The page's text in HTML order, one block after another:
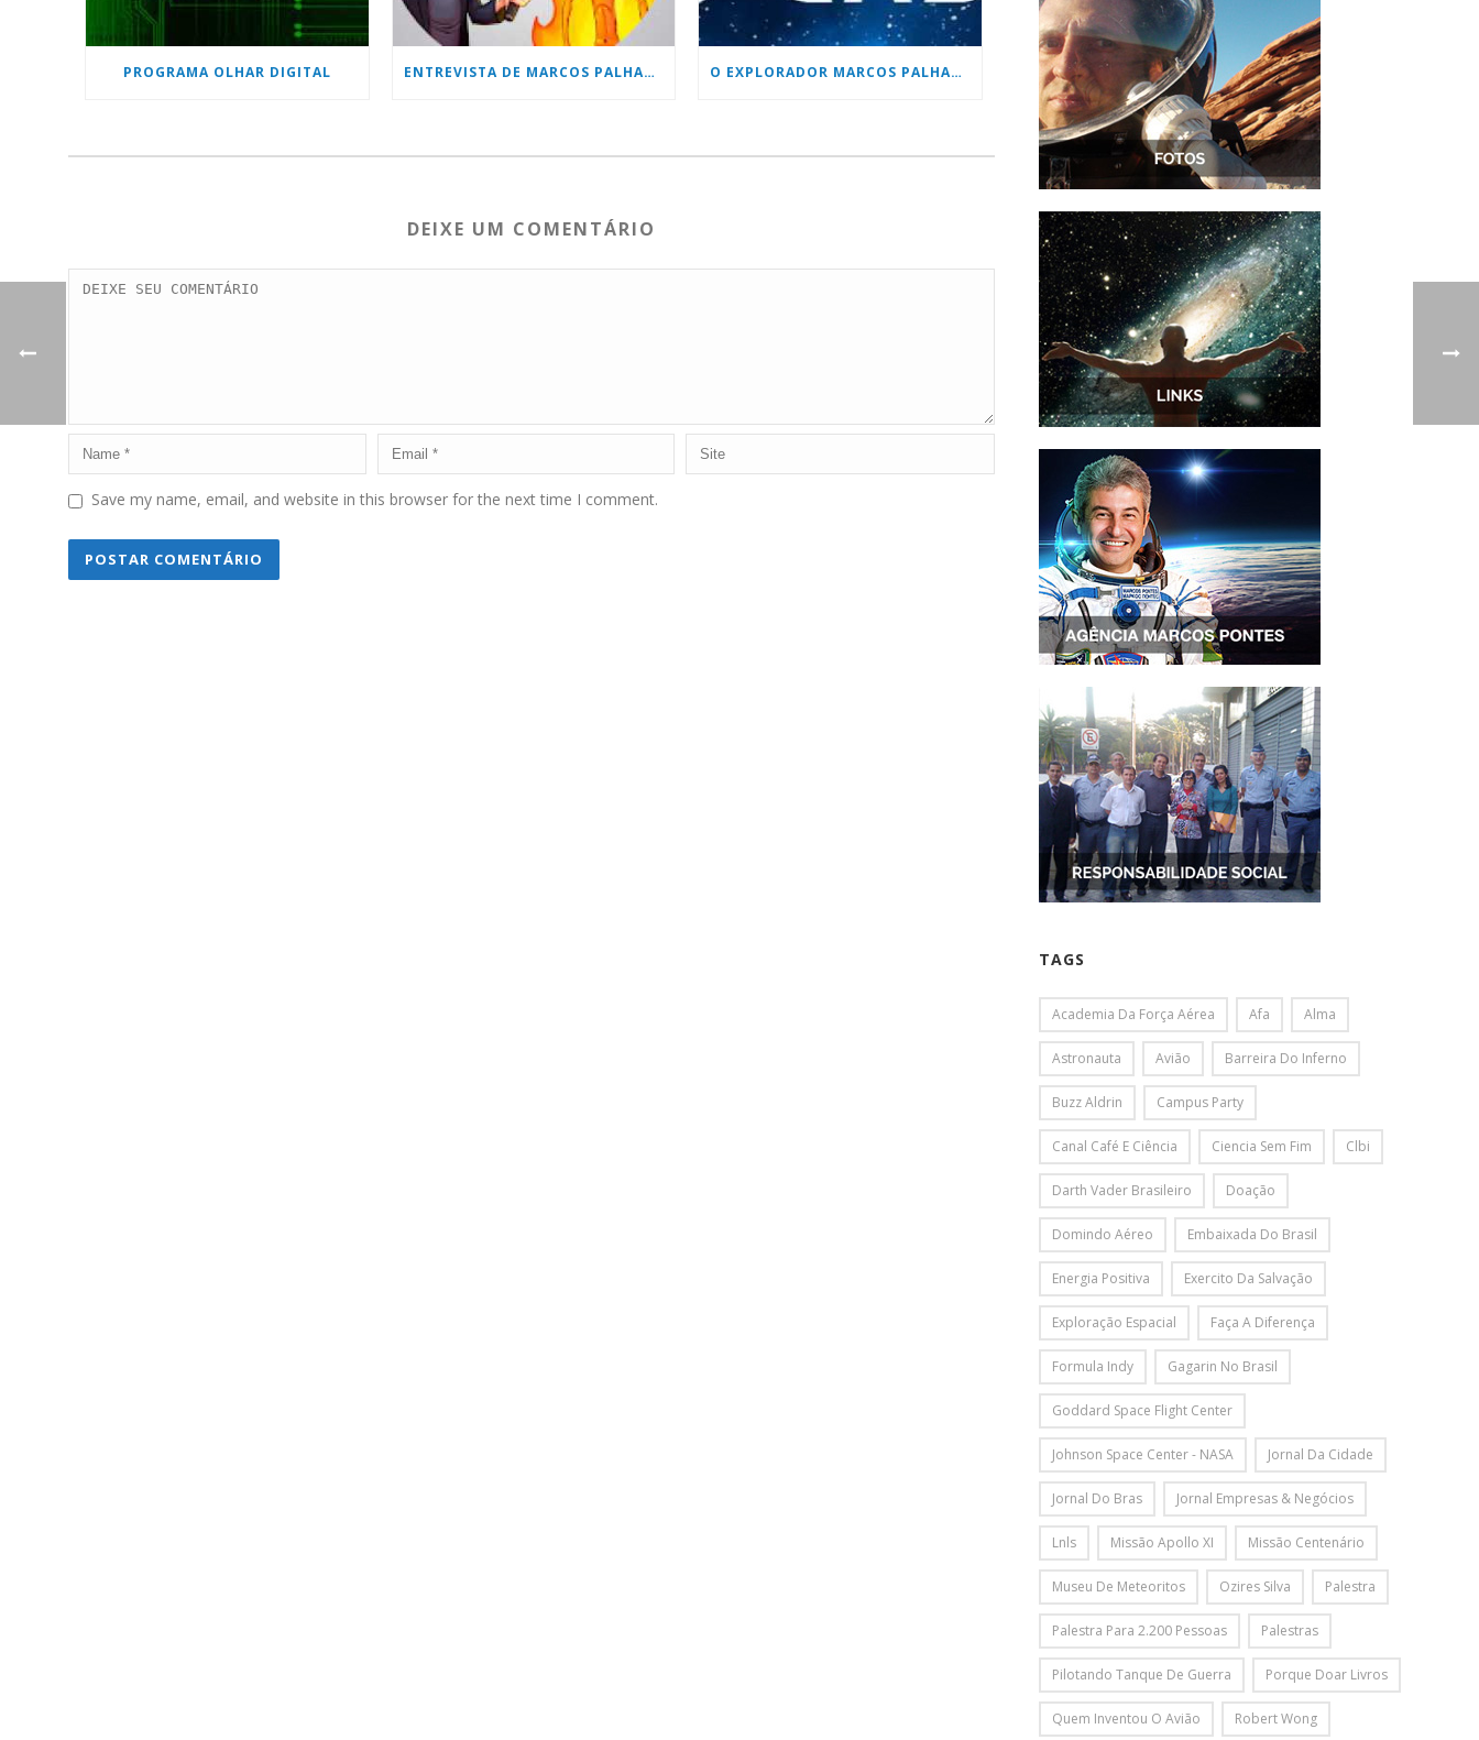
PROGRAMA OLHAR DIGITAL ENTREVISTA DE MARCOS PALHARES COM KAIO D´ELAQUA O EXPLORADOR MARCOS PALHARES FALA DE SUAS AVENTURAS
DEIXE UM COMENTÁRIO
Save my name, email, and website in this browser for the next time I comment.
TAGS
Academia Da Força Aérea Afa Alma
Astronauta Avião Barreira Do Inferno
Buzz Aldrin Campus Party
Canal Café E Ciência Ciencia Sem Fim Clbi
Darth Vader Brasileiro Doação
Domindo Aéreo Embaixada Do Brasil
Energia Positiva Exercito Da Salvação
Exploração Espacial Faça A Diferença
Formula Indy Gagarin No Brasil
Goddard Space Flight Center
Johnson Space Center - NASA Jornal Da Cidade
Jornal Do Bras Jornal Empresas & Negócios
Lnls Missão Apollo XI Missão Centenário
Museu De Meteoritos Ozires Silva Palestra
Palestra Para 2.200 Pessoas Palestras
Pilotando Tanque De Guerra Porque Doar Livros
Quem Inventou O Avião Robert Wong